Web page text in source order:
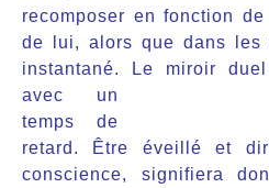
recomposer en fonction
de lui, alors que dans les
instantané.
Le miroir
avec un
temps de
retard. Être éveillé et
conscience, signifiera